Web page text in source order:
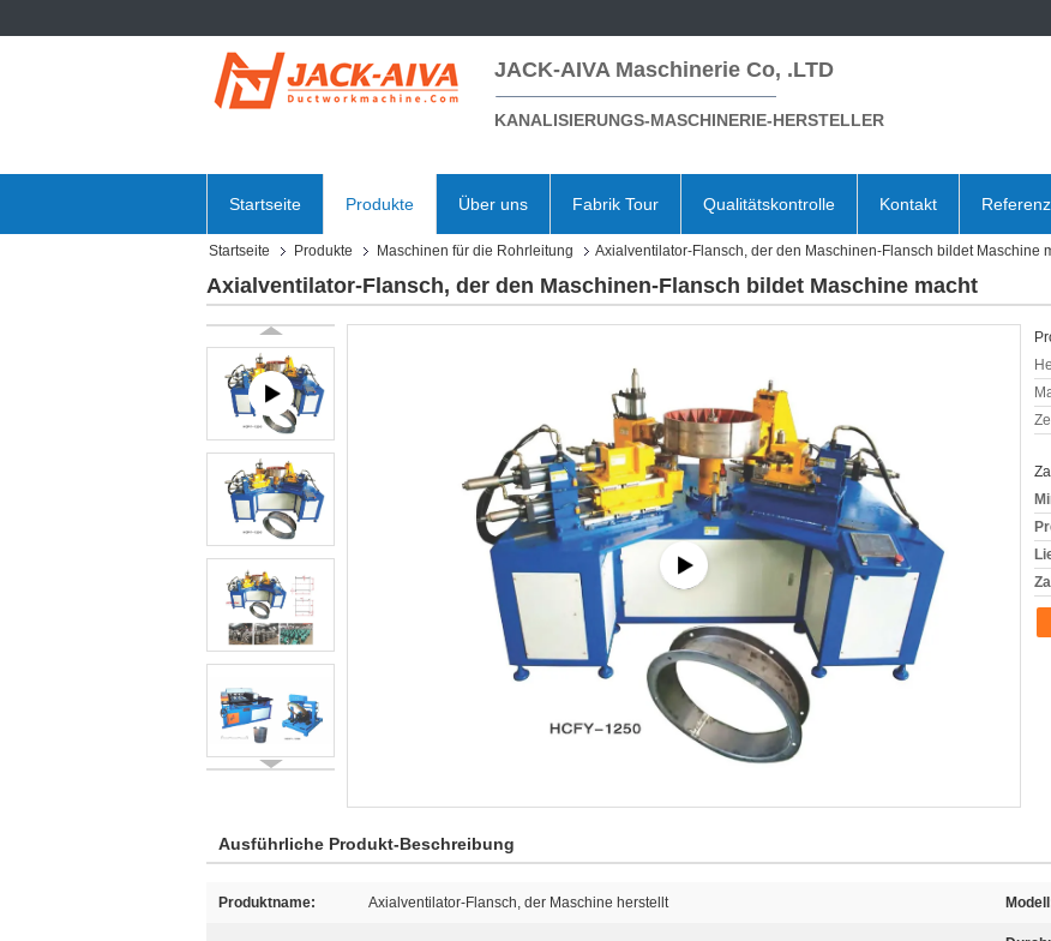
JACK-AIVA Maschinerie Co, .LTD
KANALISIERUNGS-MASCHINERIE-HERSTELLER
Startseite Produkte Über uns Fabrik Tour Qualitätskontrolle Kontakt
Startseite Produkte Maschinen für die Rohrleitung Axialventilator-Flansch, der den Maschinen-Flansch bildet Maschine
Axialventilator-Flansch, der den Maschinen-Flansch bildet Maschine macht
Ausführliche Produkt-Beschreibung
Produktname: Axialventilator-Flansch, der Maschine herstellt